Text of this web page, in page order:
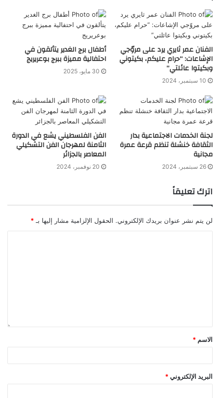
الفنان عمر ثايري يرد على مروّجي
الإشاعات: “حرام عليكم، بكيتوني
وبكيتوا عائلتي”
10 سبتمبر، 2024
أطفال برج الغدير يتألقون في
احتفالية مميزة ببرج بوعريريج
30 مايو، 2025
لجنة الخدمات الاجتماعية بدار
الثقافة خنشلة تنظم قرعة عمرة
مجانية
26 سبتمبر، 2024
الفن الفلسطيني يشع في الدورة
الثامنة لمهرجان الفن التشكيلي
المعاصر بالجزائر
20 نوفمبر، 2024
اترك تعليقاً
لن يتم نشر عنوان بريدك الإلكتروني. الحقول الإلزامية مشار إليها بـ *
الاسم *
البريد الإلكتروني *